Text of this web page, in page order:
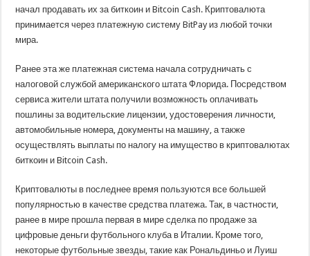
начал продавать их за биткоин и Bitcoin Cash. Криптовалюта
принимается через платежную систему BitPay из любой точки
мира.
Ранее эта же платежная система начала сотрудничать с
налоговой службой американского штата Флорида. Посредством
сервиса жители штата получили возможность оплачивать
пошлины за водительские лицензии, удостоверения личности,
автомобильные номера, документы на машину, а также
осуществлять выплаты по налогу на имущество в криптовалютах
биткоин и Bitcoin Cash.
Криптовалюты в последнее время пользуются все большей
популярностью в качестве средства платежа. Так, в частности,
ранее в мире прошла первая в мире сделка по продаже за
цифровые деньги футбольного клуба в Италии. Кроме того,
некоторые футбольные звезды, такие как Рональдиньо и Луиш